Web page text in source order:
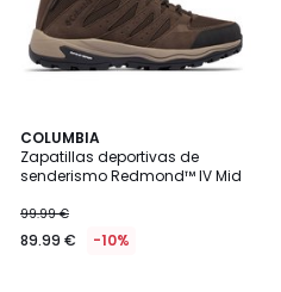
COLUMBIA
Zapatillas deportivas de
senderismo Redmond™ IV Mid
99.99 €
89.99 € -10%